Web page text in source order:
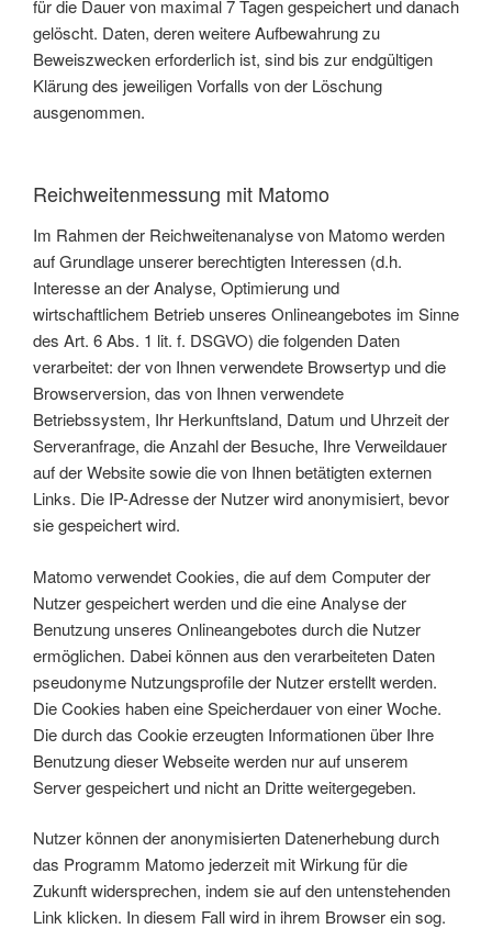
für die Dauer von maximal 7 Tagen gespeichert und danach
gelöscht. Daten, deren weitere Aufbewahrung zu
Beweiszwecken erforderlich ist, sind bis zur endgültigen
Klärung des jeweiligen Vorfalls von der Löschung
ausgenommen.
Reichweitenmessung mit Matomo
Im Rahmen der Reichweitenanalyse von Matomo werden
auf Grundlage unserer berechtigten Interessen (d.h.
Interesse an der Analyse, Optimierung und
wirtschaftlichem Betrieb unseres Onlineangebotes im Sinne
des Art. 6 Abs. 1 lit. f. DSGVO) die folgenden Daten
verarbeitet: der von Ihnen verwendete Browsertyp und die
Browserversion, das von Ihnen verwendete
Betriebssystem, Ihr Herkunftsland, Datum und Uhrzeit der
Serveranfrage, die Anzahl der Besuche, Ihre Verweildauer
auf der Website sowie die von Ihnen betätigten externen
Links. Die IP-Adresse der Nutzer wird anonymisiert, bevor
sie gespeichert wird.
Matomo verwendet Cookies, die auf dem Computer der
Nutzer gespeichert werden und die eine Analyse der
Benutzung unseres Onlineangebotes durch die Nutzer
ermöglichen. Dabei können aus den verarbeiteten Daten
pseudonyme Nutzungsprofile der Nutzer erstellt werden.
Die Cookies haben eine Speicherdauer von einer Woche.
Die durch das Cookie erzeugten Informationen über Ihre
Benutzung dieser Webseite werden nur auf unserem
Server gespeichert und nicht an Dritte weitergegeben.
Nutzer können der anonymisierten Datenerhebung durch
das Programm Matomo jederzeit mit Wirkung für die
Zukunft widersprechen, indem sie auf den untenstehenden
Link klicken. In diesem Fall wird in ihrem Browser ein sog.